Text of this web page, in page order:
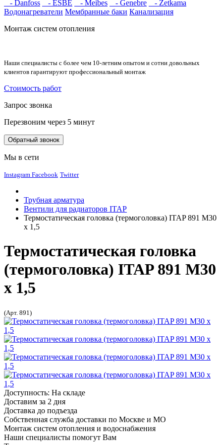
- Danfoss - ESBE - Meibes - Genebre
- Zetkama
Водонагреватели Мембранные баки Канализация
Монтаж систем отопления
Наши специалисты с более чем 10-летним опытом и сотни довольных
клиентов гарантируют профессиональный монтаж
Стоимость работ
Запрос звонка
Перезвоним через 5 минут
Обратный звонок
Мы в сети
Instagram Facebook Twitter
Трубная арматура
Вентили для радиаторов ITAP
Термостатическая головка (термоголовка) ITAP 891 М30
х 1,5
Термостатическая головка
(термоголовка) ITAP 891 М30
х 1,5
(Арт. 891)
Доступность: На складе
Доставим за 2 дня
Доставка до подъезда
Собственная служба доставки по Москве и МО
Монтаж систем отопления и водоснабжения
Наши специалисты помогут Вам